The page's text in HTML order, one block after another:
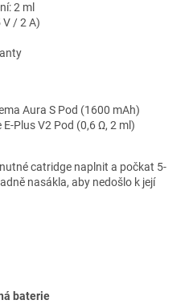
2 ml
V / 2 A)
Aura S Pod (1600 mAh)
Plus V2 Pod (0,6 Ω, 2 ml)
catridge naplnit a počkat 5-
nasákla, aby nedošlo k její
baterie